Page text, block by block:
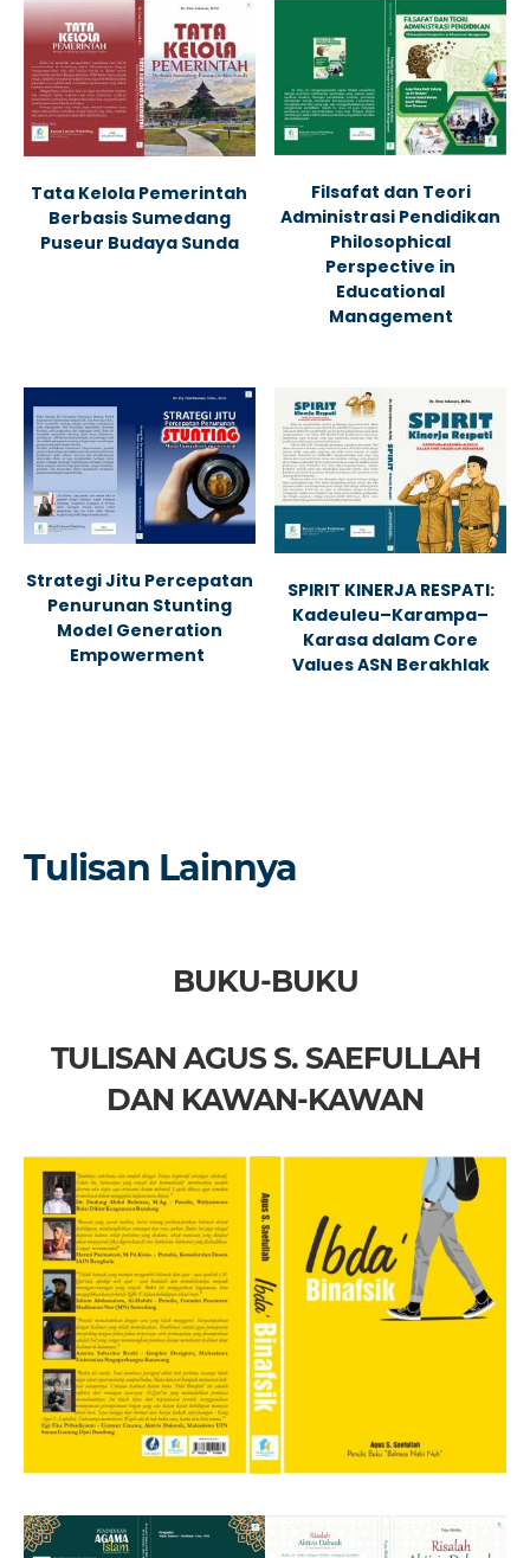
Tata Kelola Pemerintah
Berbasis Sumedang
Puseur Budaya Sunda
Filsafat dan Teori
Administrasi Pendidikan
Philosophical
Perspective in
Educational
Management
Strategi Jitu Percepatan
Penurunan Stunting
Model Generation
Empowerment
SPIRIT KINERJA RESPATI:
Kadeuleu–Karampa–
Karasa dalam Core
Values ASN Berakhlak
Tulisan Lainnya
BUKU-BUKU
TULISAN AGUS S. SAEFULLAH
DAN KAWAN-KAWAN